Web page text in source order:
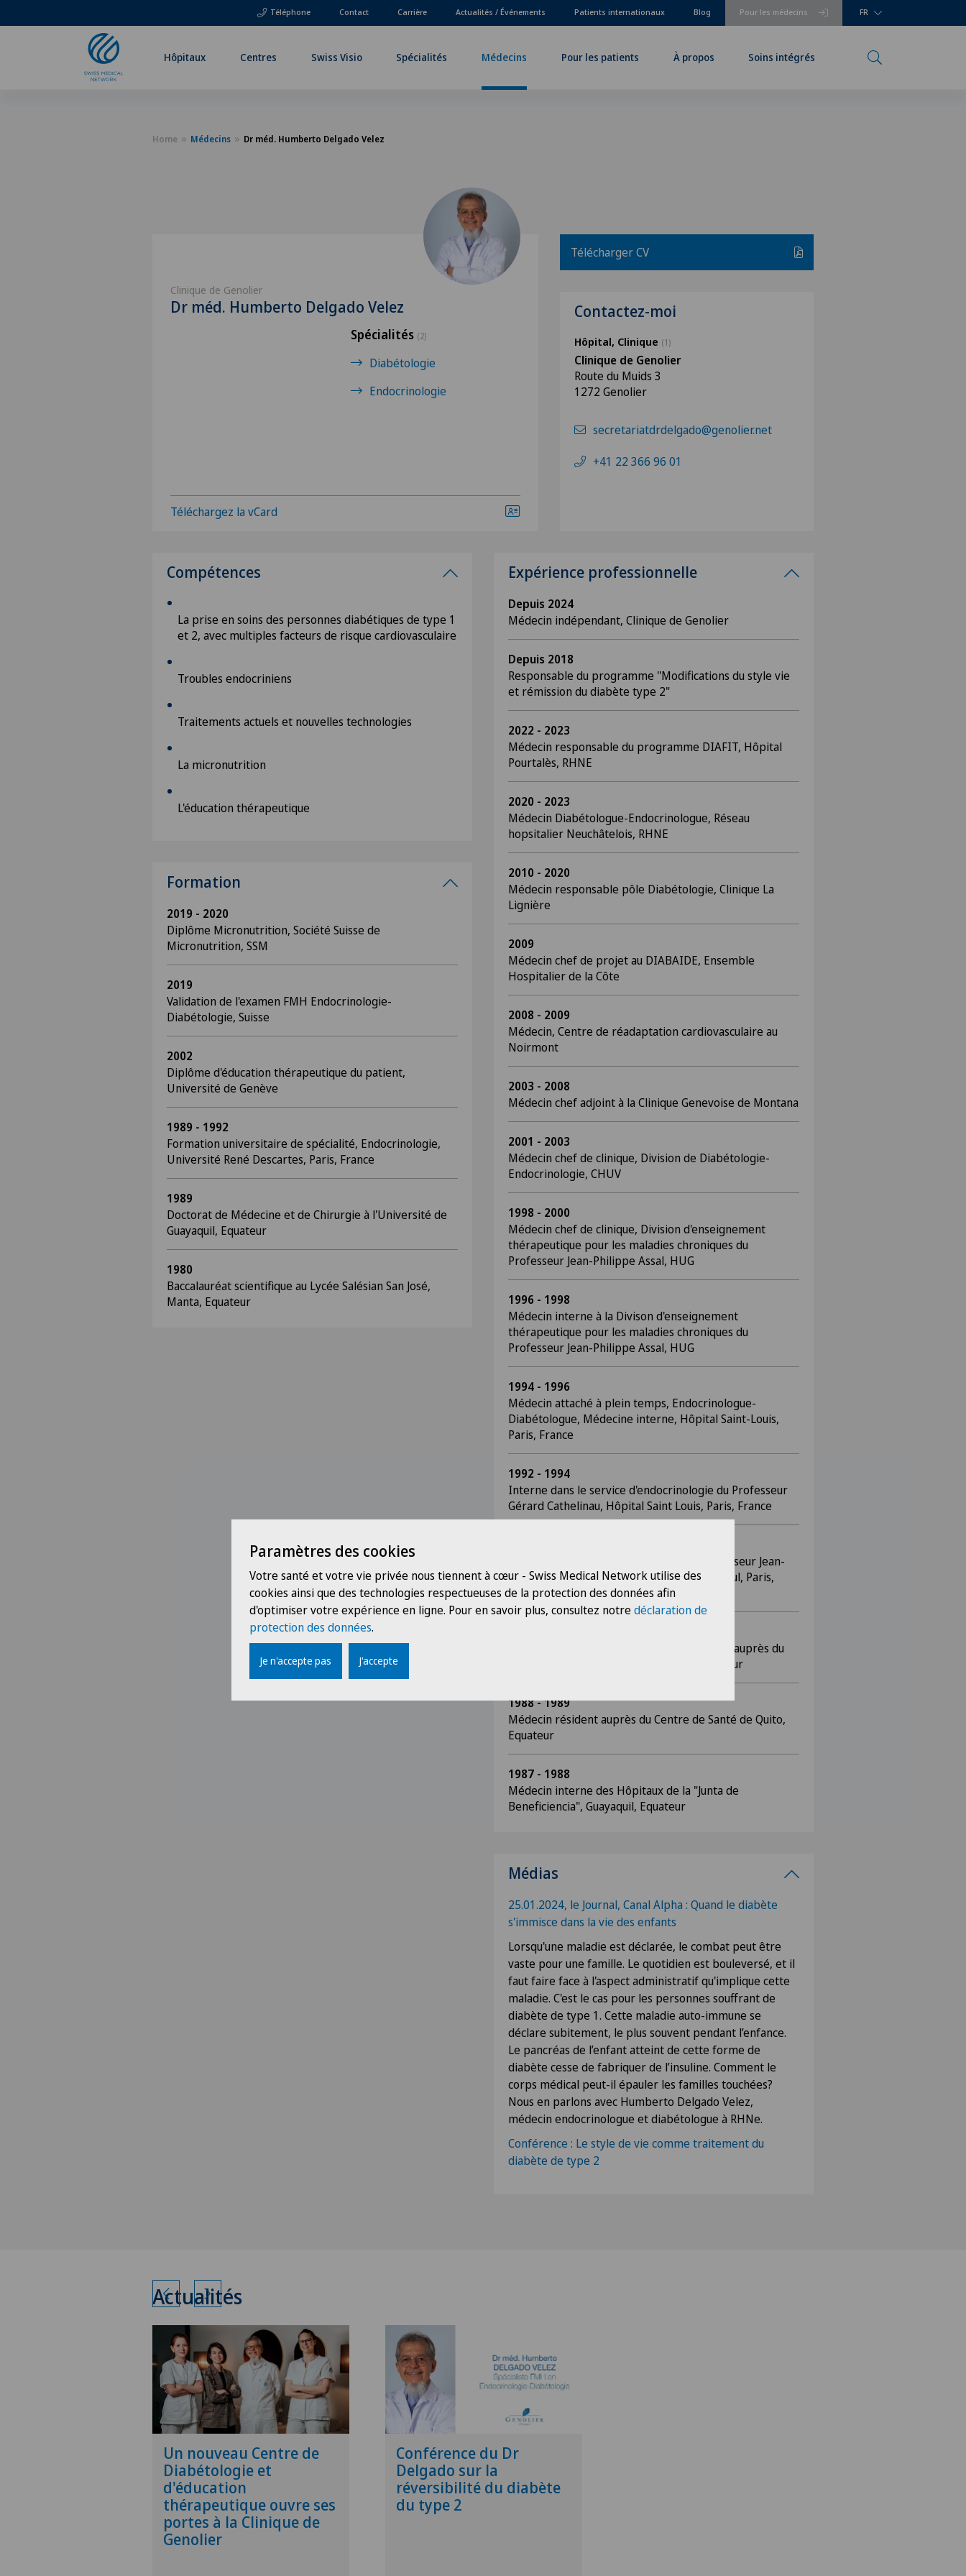
Téléphone Pour les médecins
Contact Carrière Actualités / Événements Patients internationaux Blog FR
Hôpitaux Centres Swiss Visio Spécialités Médecins Pour les patients À propos Soins intégrés
Home Médecins Dr méd. Humberto Delgado Velez
Clinique de Genolier
Dr méd. Humberto Delgado Velez
Spécialités (2)
Diabétologie
Endocrinologie
Téléchargez la vCard
Télécharger CV
Contactez-moi
Hôpital, Clinique (1)
Clinique de Genolier
Route du Muids 3
1272 Genolier
secretariatdrdelgado@genolier.net
+41 22 366 96 01
Compétences
La prise en soins des personnes diabétiques de type 1
et 2, avec multiples facteurs de risque cardiovasculaire
Troubles endocriniens
Traitements actuels et nouvelles technologies
La micronutrition
L'éducation thérapeutique
Formation
2019 - 2020
Diplôme Micronutrition, Société Suisse de
Micronutrition, SSM
2019
Validation de l'examen FMH Endocrinologie-
Diabétologie, Suisse
2002
Diplôme d'éducation thérapeutique du patient,
Université de Genève
1989 - 1992
Formation universitaire de spécialité, Endocrinologie,
Université René Descartes, Paris, France
1989
Doctorat de Médecine et de Chirurgie à l'Université de
Guayaquil, Equateur
1980
Baccalauréat scientifique au Lycée Salésian San José,
Manta, Equateur
Expérience professionnelle
Depuis 2024
Médecin indépendant, Clinique de Genolier
Depuis 2018
Responsable du programme "Modifications du style vie
et rémission du diabète type 2"
2022 - 2023
Médecin responsable du programme DIAFIT, Hôpital
Pourtalès, RHNE
2020 - 2023
Médecin Diabétologue-Endocrinologue, Réseau
hopsitalier Neuchâtelois, RHNE
2010 - 2020
Médecin responsable pôle Diabétologie, Clinique La
Lignière
2009
Médecin chef de projet au DIABAIDE, Ensemble
Hospitalier de la Côte
2008 - 2009
Médecin, Centre de réadaptation cardiovasculaire au
Noirmont
2003 - 2008
Médecin chef adjoint à la Clinique Genevoise de Montana
2001 - 2003
Médecin chef de clinique, Division de Diabétologie-
Endocrinologie, CHUV
1998 - 2000
Médecin chef de clinique, Division d'enseignement
thérapeutique pour les maladies chroniques du
Professeur Jean-Philippe Assal, HUG
1996 - 1998
Médecin interne à la Divison d'enseignement
thérapeutique pour les maladies chroniques du
Professeur Jean-Philippe Assal, HUG
1994 - 1996
Médecin attaché à plein temps, Endocrinologue-
Diabétologue, Médecine interne, Hôpital Saint-Louis,
Paris, France
1992 - 1994
Interne dans le service d'endocrinologie du Professeur
Gérard Cathelinau, Hôpital Saint Louis, Paris, France
Médecin, service d'endocrinologie du Professeur Jean-
Louis Chaussain, Hôpital Saint-Vincent de Paul, Paris,
France
Directeur du programme de santé familiale auprès du
Centre de Santé "Rio Manta", Manta, Equateur
1988 - 1989
Médecin résident auprès du Centre de Santé de Quito,
Equateur
1987 - 1988
Médecin interne des Hôpitaux de la "Junta de
Beneficiencia", Guayaquil, Equateur
Médias
25.01.2024, le Journal, Canal Alpha : Quand le diabète
s'immisce dans la vie des enfants
Lorsqu'une maladie est déclarée, le combat peut être
vaste pour une famille. Le quotidien est bouleversé, et il
faut faire face à l'aspect administratif qu'implique cette
maladie. C'est le cas pour les personnes souffrant de
diabète de type 1. Cette maladie auto-immune se
déclare subitement, le plus souvent pendant l’enfance.
Le pancréas de l’enfant atteint de cette forme de
diabète cesse de fabriquer de l’insuline. Comment le
corps médical peut-il épauler les familles touchées?
Nous en parlons avec Humberto Delgado Velez,
médecin endocrinologue et diabétologue à RHNe.
Conférence : Le style de vie comme traitement du
diabète de type 2
Actualités
Un nouveau Centre de
Diabétologie et
d'éducation
thérapeutique ouvre ses
portes à la Clinique de
Genolier
Conférence du Dr
Delgado sur la
réversibilité du diabète
du type 2
Paramètres des cookies
Votre santé et votre vie privée nous tiennent à cœur - Swiss Medical Network utilise des
cookies ainsi que des technologies respectueuses de la protection des données afin
d'optimiser votre expérience en ligne. Pour en savoir plus, consultez notredéclaration de
protection des données.
Je n'accepte pas J'accepte